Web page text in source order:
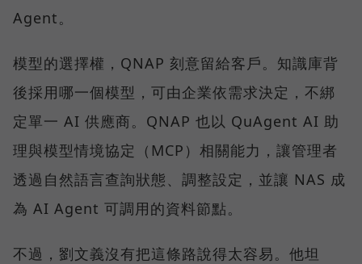
Agent。
模型的選擇權，QNAP 刻意留給客戶。知識庫背
後採用哪一個模型，可由企業依需求決定，不綁
定單一 AI 供應商。QNAP 也以 QuAgent AI 助
理與模型情境協定（MCP）相關能力，讓管理者
透過自然語言查詢狀態、調整設定，並讓 NAS 成
為 AI Agent 可調用的資料節點。
不過，劉文義沒有把這條路說得太容易。他坦